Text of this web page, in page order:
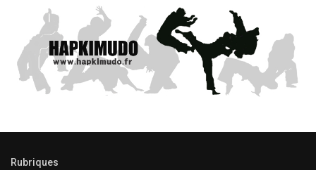
Rubriques